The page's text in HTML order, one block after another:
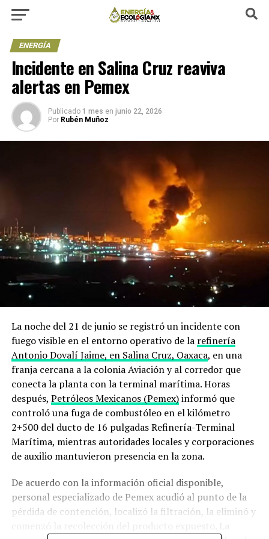
ENERGÍA
Incidente en Salina Cruz reaviva
alertas en Pemex
Publicado 1 mes en junio 22, 2026
Por Rubén Muñoz
La noche del 21 de junio se registró un incidente con
fuego visible en el entorno operativo de la refinería
Antonio Dovalí Jaime, en Salina Cruz, Oaxaca, en una
franja cercana a la colonia Aviación y al corredor que
conecta la planta con la terminal marítima. Horas
después, Petróleos Mexicanos (Pemex)informó que
controló una fuga de combustóleo en el kilómetro
2+500 del ducto de 16 pulgadas Refinería-Terminal
Marítima, mientras autoridades locales y corporaciones
de auxilio mantuvieron presencia en la zona.
De acuerdo con la información oficial disponible,
personal especializado de Pemex acudió al punto de la
pérdida de contención, localizó la filtración, la eliminó y